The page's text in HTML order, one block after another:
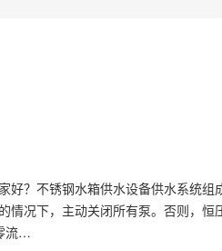
好？不锈钢水箱供水设备供水系统
情况下，主动关闭所有泵。否则，
流…